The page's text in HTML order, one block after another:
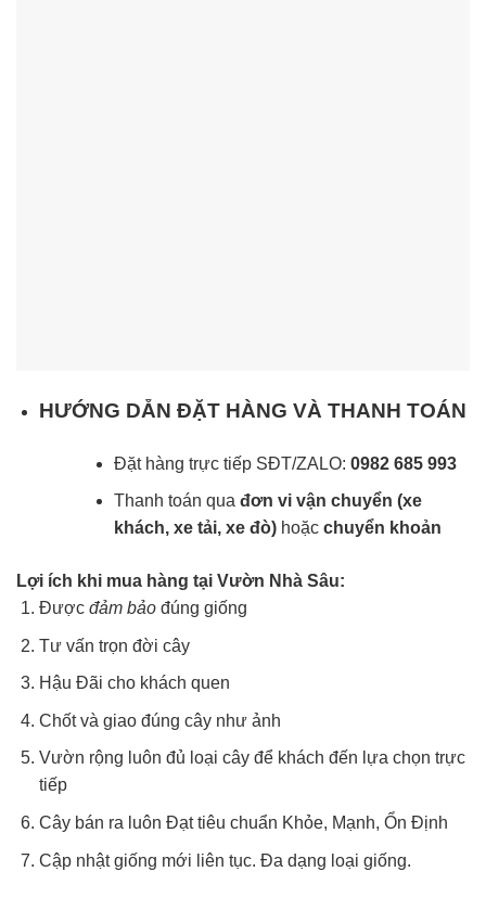
HƯỚNG DẴN ĐẶT HÀNG VÀ THANH TOÁN
Đặt hàng trực tiếp SĐT/ZALO: 0982 685 993
Thanh toán qua đơn vi vận chuyển (xe
khách, xe tải, xe đò)hoặc chuyển khoản
Lợi ích khi mua hàng tại Vườn Nhà Sâu:
Đượcđảm bảo đúng giống
Tư vấn trọn đời cây
Hậu Đãi cho khách quen
Chốt và giao đúng cây như ảnh
Vườn rộng luôn đủ loại cây để khách đến lựa chọn trực
tiếp
Cây bán ra luôn Đạt tiêu chuẩn Khỏe, Mạnh, Ổn Định
Cập nhật giống mới liên tục. Đa dạng loại giống.